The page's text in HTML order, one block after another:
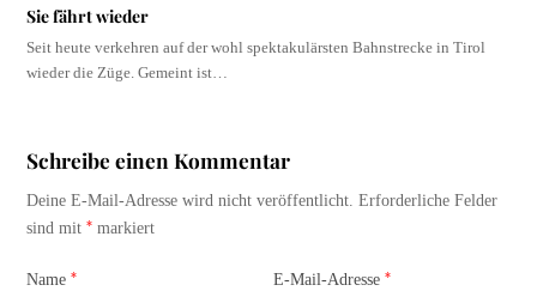
Sie fährt wieder
Seit heute verkehren auf der wohl spektakulärsten Bahnstrecke in Tirol
wieder die Züge. Gemeint ist…
Schreibe einen Kommentar
Deine E-Mail-Adresse wird nicht veröffentlicht. Erforderliche Felder
sind mit* markiert
Name* E-Mail-Adresse*